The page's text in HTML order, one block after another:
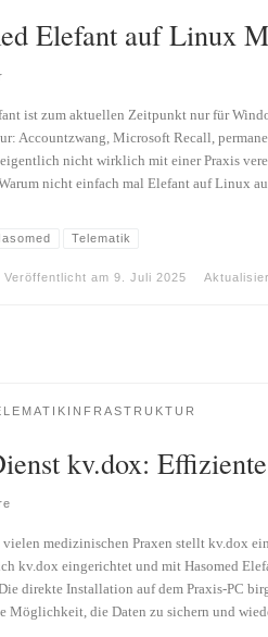
Elefant auf Linux
ist zum aktuellen Zeitpunkt nur für
Accountzwang, Microsoft Recall,
nicht wirklich mit einer Praxis
nicht einfach mal Elefant auf Linux
Telematik
Veröffentlicht am 9. Juli 2025
kv.dox:
vielen medizinischen Praxen stellt kv.dox
kv.dox eingerichtet und mit Hasomed
direkte Installation auf dem Praxis-PC
Möglichkeit, die Daten zu sichern und